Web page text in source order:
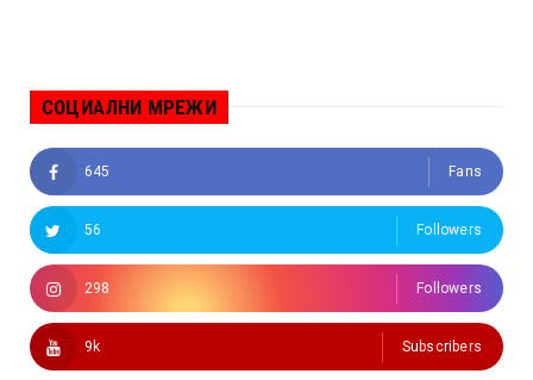
СОЦИАЛНИ МРЕЖИ
645 Fans
56 Followers
298 Followers
9k Subscribers